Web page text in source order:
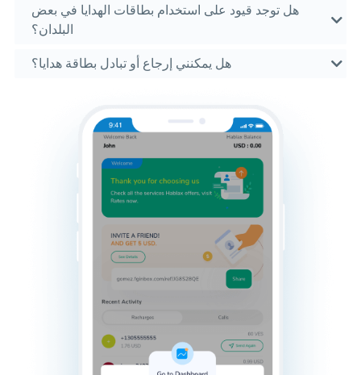
هل توجد قيود على استخدام بطاقات الهدايا في بعض
البلدان؟
هل يمكنني إرجاع أو تبادل بطاقة هدايا؟